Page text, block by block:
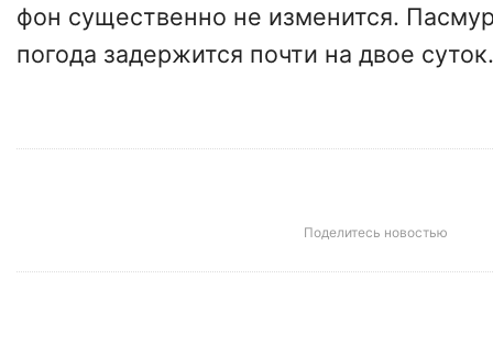
фон существенно не изменится.
погода задержится почти на двое суток.
Поделитесь новостью